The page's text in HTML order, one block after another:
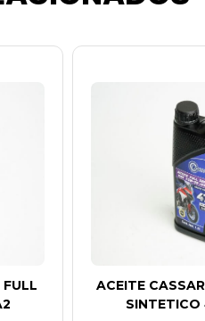
ACEITE